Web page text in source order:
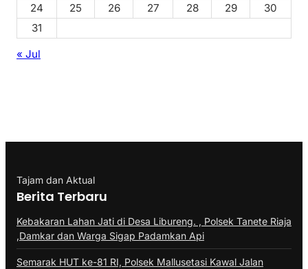
24
25 26 27 28 29
30
31
« Jul
Tajam dan Aktual
Berita Terbaru
Kebakaran Lahan Jati di Desa Libureng. , Polsek Tanete Riaja
,Damkar dan Warga Sigap Padamkan Api
Semarak HUT ke-81 RI, Polsek Mallusetasi Kawal Jalan